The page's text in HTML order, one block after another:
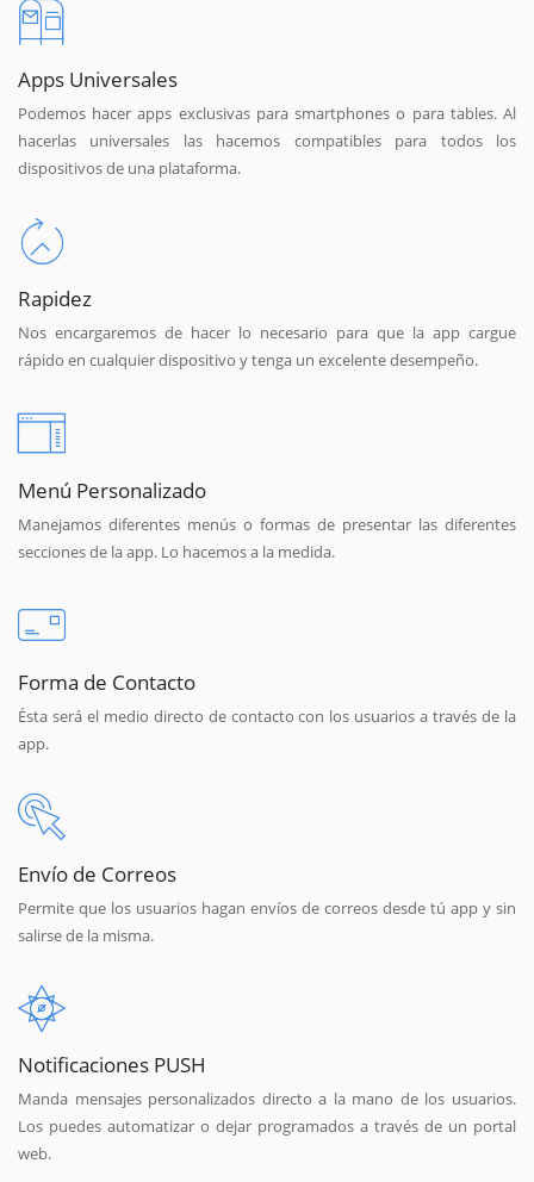
Apps Universales
Podemos hacer apps exclusivas para smartphones o para tables. Al
hacerlas universales las hacemos compatibles para todos los
dispositivos de una plataforma.
Rapidez
Nos encargaremos de hacer lo necesario para que la app cargue
rápido en cualquier dispositivo y tenga un excelente desempeño.
Menú Personalizado
Manejamos diferentes menús o formas de presentar las diferentes
secciones de la app. Lo hacemos a la medida.
Forma de Contacto
Ésta será el medio directo de contacto con los usuarios a través de la
app.
Envío de Correos
Permite que los usuarios hagan envíos de correos desde tú app y sin
salirse de la misma.
Notificaciones PUSH
Manda mensajes personalizados directo a la mano de los usuarios.
Los puedes automatizar o dejar programados a través de un portal
web.